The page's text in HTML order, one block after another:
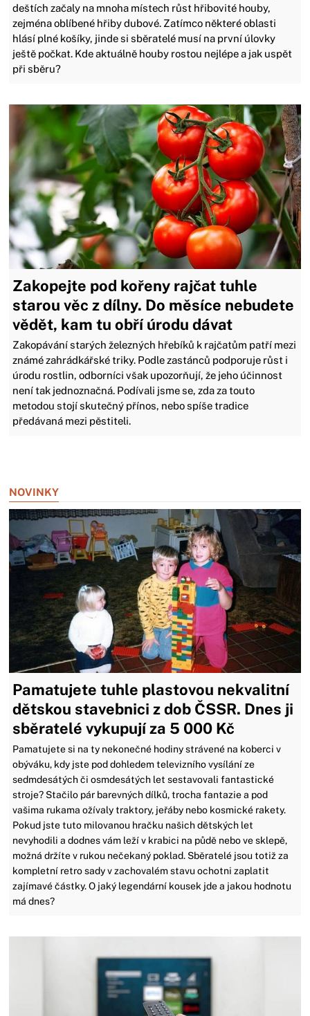
deštích začaly na mnoha místech růst hřibovité houby,
zejména oblíbené hřiby dubové. Zatímco některé oblasti
hlásí plné košíky, jinde si sběratelé musí na první úlovky
ještě počkat. Kde aktuálně houby rostou nejlépe a jak uspět
při sběru?
Zakopejte pod kořeny rajčat tuhle
starou věc z dílny. Do měsíce nebudete
vědět, kam tu obří úrodu dávat
Zakopávání starých železných hřebíků k rajčatům patří mezi
známé zahrádkářské triky. Podle zastánců podporuje růst i
úrodu rostlin, odborníci však upozorňují, že jeho účinnost
není tak jednoznačná. Podívali jsme se, zda za touto
metodou stojí skutečný přínos, nebo spíše tradice
předávaná mezi pěstiteli.
NOVINKY
Pamatujete tuhle plastovou nekvalitní
dětskou stavebnici z dob ČSSR. Dnes ji
sběratelé vykupují za 5 000 Kč
Pamatujete si na ty nekonečné hodiny strávené na koberci v
obýváku, kdy jste pod dohledem televizního vysílání ze
sedmdesátých či osmdesátých let sestavovali fantastické
stroje? Stačilo pár barevných dílků, trocha fantazie a pod
vašima rukama ožívaly traktory, jeřáby nebo kosmické rakety.
Pokud jste tuto milovanou hračku našich dětských let
nevyhodili a dodnes vám leží v krabici na půdě nebo ve sklepě,
možná držíte v rukou nečekaný poklad. Sběratelé jsou totiž za
kompletní retro sady v zachovalém stavu ochotni zaplatit
zajímavé částky. O jaký legendární kousek jde a jakou hodnotu
má dnes?